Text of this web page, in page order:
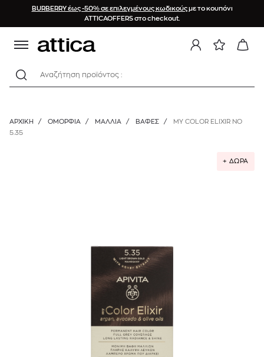
BURBERRY έως -50% σε επιλεγμένους κωδικούςμε το κουπόνι
ATTICAOFFERS στο checkout.
Αναζήτηση προϊόντος :
ΑΡΧΙΚΉ / ΟΜΟΡΦΙΑ / ΜΑΛΛΙΑ / ΒΑΦΈΣ /
MY COLOR ELIXIR NO
5.35
+ ΔΩΡΑ